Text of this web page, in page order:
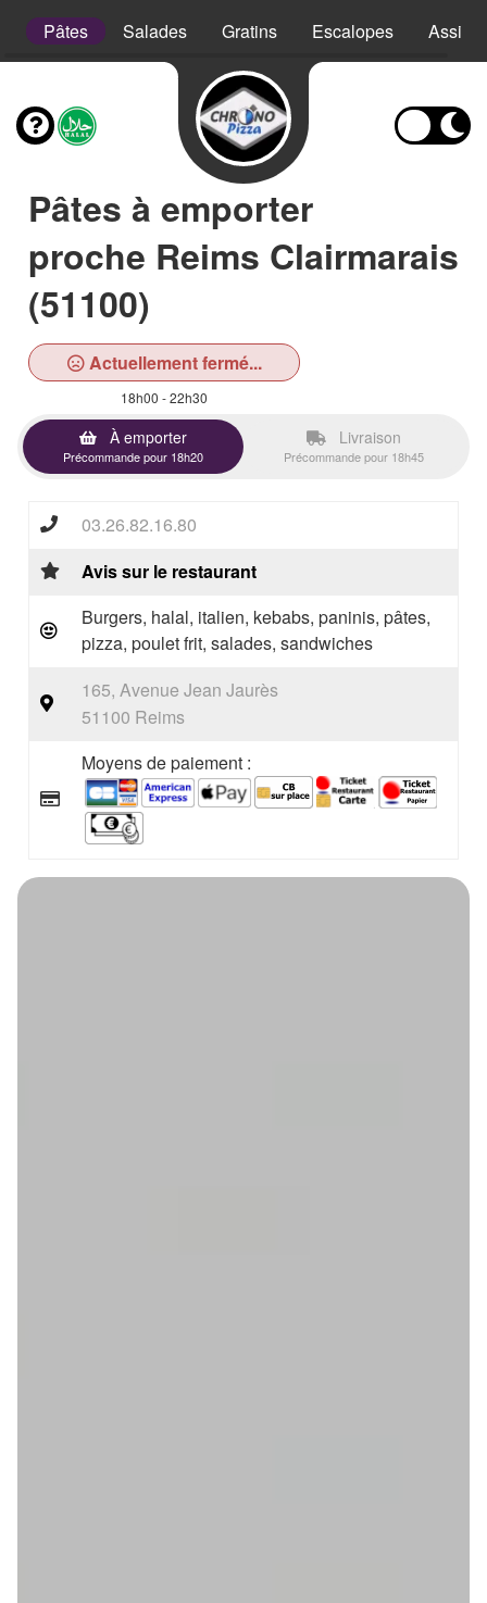
Pâtes Salades Gratins Escalopes
Pâtes à emporter
proche Reims Clairmarais
(51100)
Actuellement fermé...
18h00 - 22h30
À emporter
Précommande pour 18h20
Livraison
Précommande pour 18h45
03.26.82.16.80
Avis sur le restaurant
Burgers, halal, italien, kebabs, paninis, pâtes,
pizza, poulet frit, salades, sandwiches
165, Avenue Jean Jaurès
51100 Reims
Moyens de paiement :